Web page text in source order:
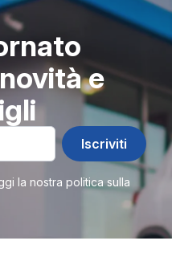
e
Iscriviti
la nostra politica sulla